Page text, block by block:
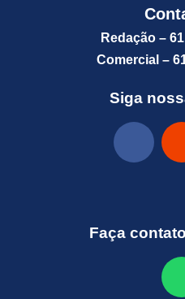
Redação –
Comercial –
Siga
Faça